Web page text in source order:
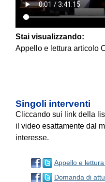
Stai visualizzando:
Appello e lettura articolo
Singoli interventi
Cliccando sui link della
il video esattamente dal
interesse.
Appello e
Domanda di